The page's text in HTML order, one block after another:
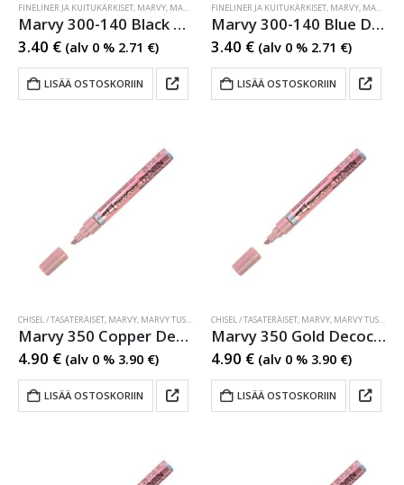
FINELINER JA KUITUKÄRKISET, MARVY, MARVY TUSSIT ,MARVY TUSSIT
Marvy 300-140 Black Decocolor
3.40 € (alv 0 % 2.71 €)
LISÄÄ OSTOSKORIIN
FINELINER JA KUITUKÄRKISET, MARVY, MARVY TUSSIT
Marvy 300-140 Blue Decocolor
3.40 € (alv 0 % 2.71 €)
LISÄÄ OSTOSKORIIN
CHISEL / TASATERÄISET, MARVY, MARVY TUSSIT MARVY TUSSIT
Marvy 350 Copper Decocolor Metallic
4.90 € (alv 0 % 3.90 €)
LISÄÄ OSTOSKORIIN
CHISEL / TASATERÄISET, MARVY, MARVY TUSSIT
Marvy 350 Gold Decocolor Metallic
4.90 € (alv 0 % 3.90 €)
LISÄÄ OSTOSKORIIN